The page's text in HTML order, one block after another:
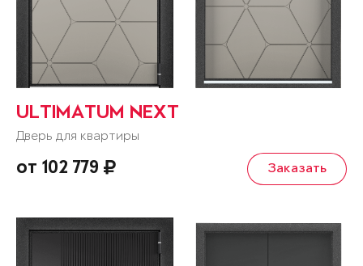
ULTIMATUM NEXT
Дверь для квартиры
от 102 779 Заказать